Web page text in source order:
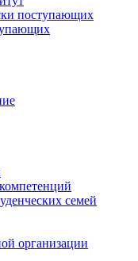
поступающих
семей
организации